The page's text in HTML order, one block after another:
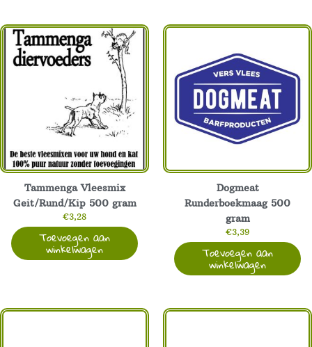
150
gram
aantal
Tammenga Vleesmix
Geit/Rund/Kip 500 gram
€3,28
Toevoegen aan
winkelwagen
Dogmeat
Runderboekmaag 500
gram
€3,39
Toevoegen aan
winkelwagen